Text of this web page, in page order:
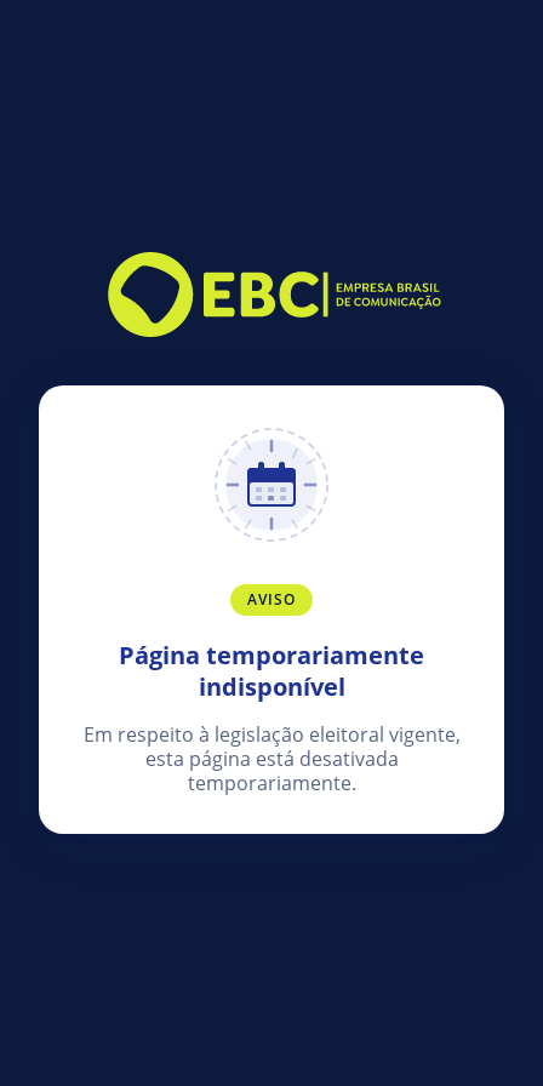
AVISO
Página temporariamente
indisponível
Em respeito à legislação eleitoral vigente,
esta página está desativada
temporariamente.